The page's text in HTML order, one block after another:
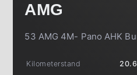
AMG
53 AMG 4M- Pano AHK
Kilometerstand